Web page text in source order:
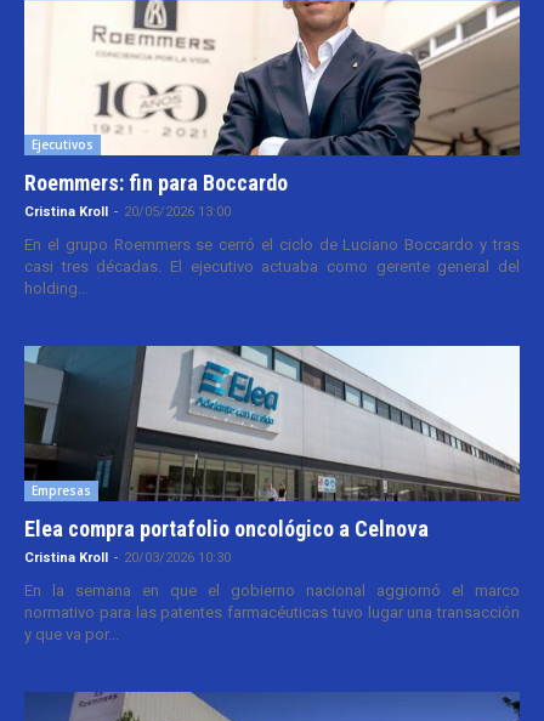
Ejecutivos
Roemmers: fin para Boccardo
Cristina Kroll - 20/05/2026 13:00
En el grupo Roemmers se cerró el ciclo de Luciano Boccardo y tras
casi tres décadas. El ejecutivo actuaba como gerente general del
holding...
Empresas
Elea compra portafolio oncológico a Celnova
Cristina Kroll - 20/03/2026 10:30
En la semana en que el gobierno nacional aggiornó el marco
normativo para las patentes farmacéuticas tuvo lugar una transacción
y que va por...